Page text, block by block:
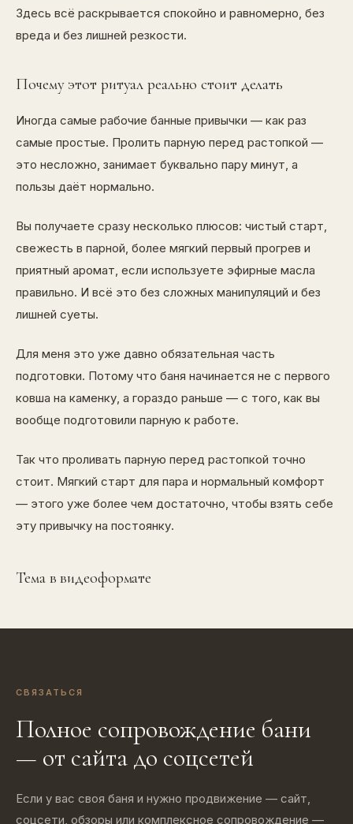
Здесь всё раскрывается спокойно и равномерно, без
вреда и без лишней резкости.
Почему этот ритуал реально стоит делать
Иногда самые рабочие банные привычки — как раз
самые простые. Пролить парную перед растопкой —
это несложно, занимает буквально пару минут, а
пользы даёт нормально.
Вы получаете сразу несколько плюсов: чистый старт,
свежесть в парной, более мягкий первый прогрев и
приятный аромат, если используете эфирные масла
правильно. И всё это без сложных манипуляций и без
лишней суеты.
Для меня это уже давно обязательная часть
подготовки. Потому что баня начинается не с первого
ковша на каменку, а гораздо раньше — с того, как вы
вообще подготовили парную к работе.
Так что проливать парную перед растопкой точно
стоит. Мягкий старт для пара и нормальный комфорт
— этого уже более чем достаточно, чтобы взять себе
эту привычку на постоянку.
Тема в видеоформате
СВЯЗАТЬСЯ
Полное сопровождение бани
— от сайта до соцсетей
Если у вас своя баня и нужно продвижение — сайт,
соцсети, обзоры или комплексное сопровождение —